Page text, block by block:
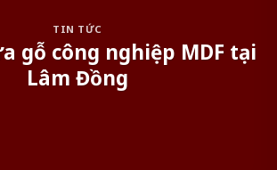
TIN TỨC
gỗ công nghiệp MDF tại
Lâm Đồng